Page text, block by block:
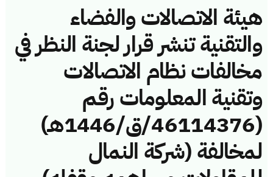
هيئة الاتصالات والفضاء
والتقنية تنشر قرار لجنة النظر في
مخالفات نظام الاتصالات
وتقنية المعلومات رقم
(46114376/ق/1446هـ)
لمخالفة (شركة النمال